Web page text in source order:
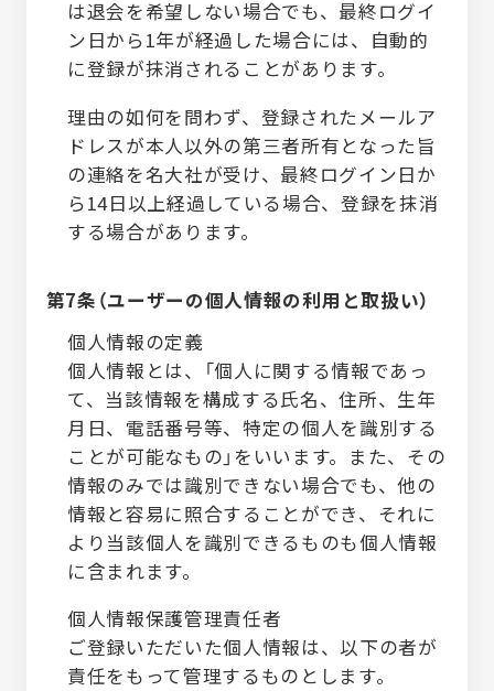
は退会を希望しない場合でも、最終ログイ
ン日から1年が経過した場合には、自動的
に登録が抹消されることがあります。
理由の如何を問わず、登録されたメールア
ドレスが本人以外の第三者所有となった旨
の連絡を名大社が受け、最終ログイン日か
ら14日以上経過している場合、登録を抹消
する場合があります。
第7条（ユーザーの個人情報の利用と取扱い）
個人情報の定義
個人情報とは、「個人に関する情報であっ
て、当該情報を構成する氏名、住所、生年
月日、電話番号等、特定の個人を識別する
ことが可能なもの」をいいます。また、その
情報のみでは識別できない場合でも、他の
情報と容易に照合することができ、それに
より当該個人を識別できるものも個人情報
に含まれます。
個人情報保護管理責任者
ご登録いただいた個人情報は、以下の者が
責任をもって管理するものとします。